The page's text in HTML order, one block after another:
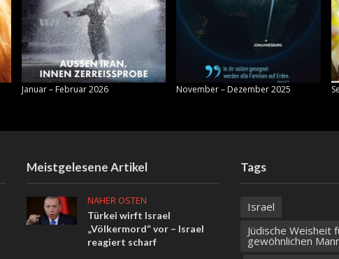
Januar – Februar 2026 November – Dezember 2025
Meistgelesene Artikel
NAHER OSTEN
Türkei wirft Israel
„Völkermord“ vor – Israel
reagiert scharf
Tags
Israel
Jüdische Weisheit
gewöhnlichen